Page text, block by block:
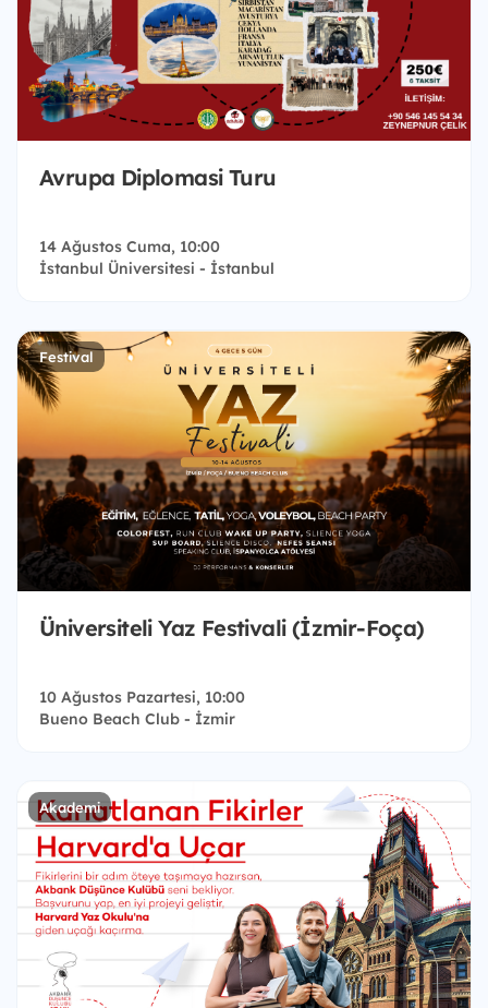
Avrupa Diplomasi Turu
14 Ağustos Cuma, 10:00
İstanbul Üniversitesi - İstanbul
Festival
Üniversiteli Yaz Festivali (İzmir-Foça)
10 Ağustos Pazartesi, 10:00
Bueno Beach Club - İzmir
Akademi